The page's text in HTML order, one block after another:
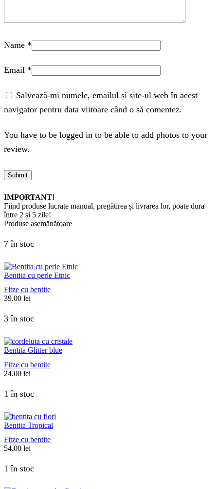
Name *
Email *
Salvează-mi numele, emailul și site-ul web în acest
navigator pentru data viitoare când o să comentez.
You have to be logged in to be able to add photos to your
review.
IMPORTANT!
Fiind produse lucrate manual, pregătirea și livrarea lor, poate dura
între 2 și 5 zile!
Produse asemănătoare
7 în stoc
Bentita cu perle Etnic
Fitze cu bentite
39.00 lei
3 în stoc
Bentita Glitter blue
Fitze cu bentite
24.00 lei
1 în stoc
Bentita Tropical
Fitze cu bentite
54.00 lei
1 în stoc